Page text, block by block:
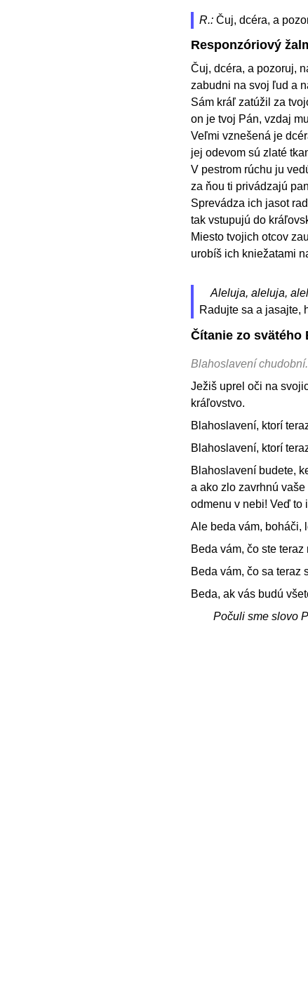
R.: Čuj, dcéra, a
Responzóriový
Čuj, dcéra, a pozoruj,
zabudni na svoj ľud a
Sám kráľ zatúžil za
on je tvoj Pán, vzdaj
Veľmi vznešená je
jej odevom sú zlaté
V pestrom rúchu ju
za ňou ti privádzajú
Sprevádza ich jasot
tak vstupujú do
Miesto tvojich otcov
urobíš ich kniežatami
Aleluja, aleluja,
Radujte sa a jasajte,
Čítanie zo svätého
Blahoslavení
Ježiš uprel oči na
kráľovstvo.
Blahoslavení, ktorí
Blahoslavení, ktorí
Blahoslavení budete,
a ako zlo zavrhnú
odmenu v nebi! Veď to
Ale beda vám, boháči,
Beda vám, čo ste
Beda vám, čo sa teraz
Beda, ak vás budú
Počuli sme slovo